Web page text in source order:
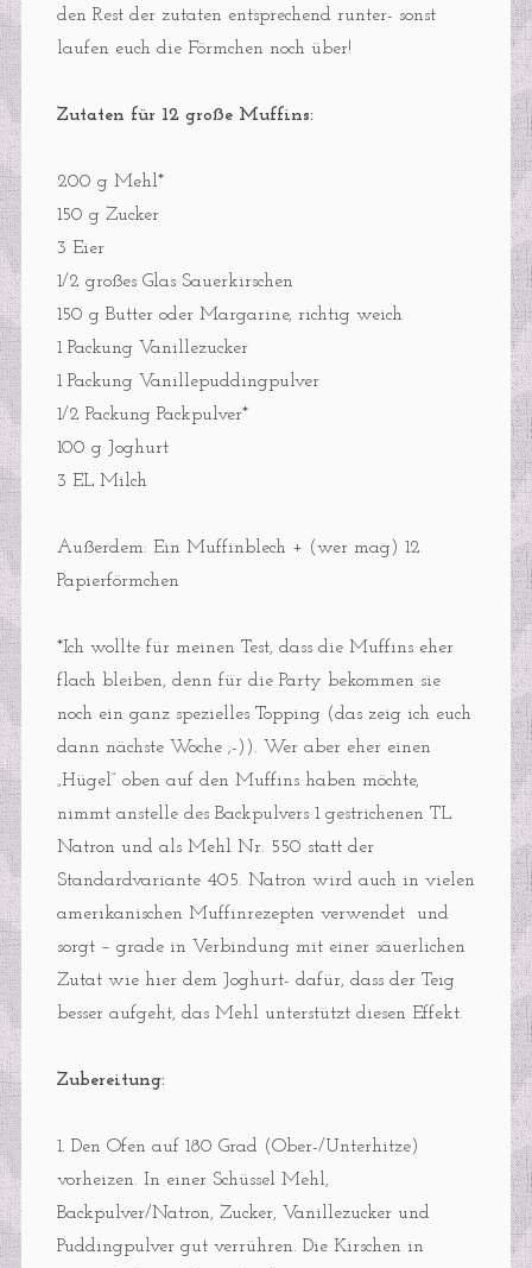
den Rest der zutaten entsprechend runter- sonst
laufen euch die Förmchen noch über!
Zutaten für 12 große Muffins:
200 g Mehl*
150 g Zucker
3 Eier
1/2 großes Glas Sauerkirschen
150 g Butter oder Margarine, richtig weich
1 Packung Vanillezucker
1 Packung Vanillepuddingpulver
1/2 Packung Packpulver*
100 g Joghurt
3 EL Milch
Außerdem: Ein Muffinblech + (wer mag) 12
Papierförmchen
*Ich wollte für meinen Test, dass die Muffins eher
flach bleiben, denn für die Party bekommen sie
noch ein ganz spezielles Topping (das zeig ich euch
dann nächste Woche ;-)). Wer aber eher einen
„Hügel“ oben auf den Muffins haben möchte,
nimmt anstelle des Backpulvers 1 gestrichenen TL
Natron und als Mehl Nr. 550 statt der
Standardvariante 405. Natron wird auch in vielen
amerikanischen Muffinrezepten verwendet und
sorgt – grade in Verbindung mit einer säuerlichen
Zutat wie hier dem Joghurt- dafür, dass der Teig
besser aufgeht, das Mehl unterstützt diesen Effekt.
Zubereitung:
1. Den Ofen auf 180 Grad (Ober-/Unterhitze)
vorheizen. In einer Schüssel Mehl,
Backpulver/Natron, Zucker, Vanillezucker und
Puddingpulver gut verrühren. Die Kirschen in